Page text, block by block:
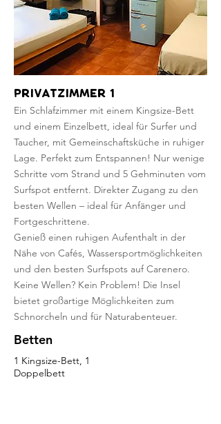
Privatzimmer 1
Ein Schlafzimmer mit einem Kingsize-Bett
und einem Einzelbett, ideal für Surfer und
Taucher, mit Gemeinschaftsküche in ruhiger
Lage. Perfekt zum Entspannen! Nur wenige
Schritte vom Strand und 5 Gehminuten vom
Surfspot entfernt. Direkter Zugang zu den
besten Wellen – ideal für Anfänger und
Fortgeschrittene.
Genieß einen ruhigen Aufenthalt in der
Nähe von Cafés, Wassersportmöglichkeiten
und den besten Surfspots auf Carenero.
Keine Wellen? Kein Problem! Die Insel
bietet großartige Möglichkeiten zum
Schnorcheln und für Naturabenteuer.
Betten
1 Kingsize-Bett, 1
Doppelbett